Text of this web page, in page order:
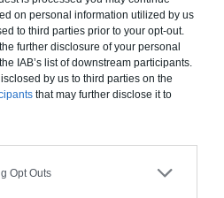
on personal information utilized by us
to third parties prior to your opt-out.
further disclosure of your personal
IAB’s list of downstream participants.
by us to third parties on the
that may further disclose it to
Opt Outs
intérieures de sa maison ? Si
des travaux qui(...)